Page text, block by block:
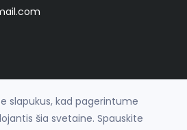
slapukus, kad pagerintume
šia svetaine. Spauskite